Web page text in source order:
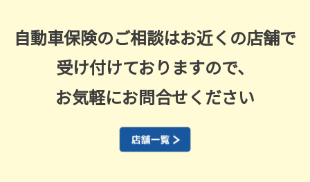
自動車保険のご相談はお近くの店舗で
受け付けておりますので、
お気軽にお問合せください